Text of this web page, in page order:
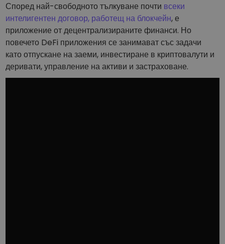
Според най-свободното тълкуване почти всеки
интелигентен договор, работещ на блокчейн, е
приложение от децентрализираните финанси. Но
повечето DeFi приложения се занимават със задачи
като отпускане на заеми, инвестиране в криптовалути и
деривати, управление на активи и застраховане.